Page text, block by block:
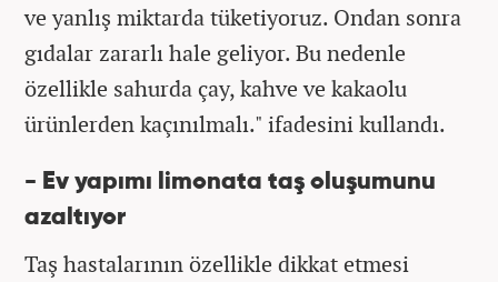
ve yanlış miktarda tüketiyoruz. Ondan sonra
gıdalar zararlı hale geliyor. Bu nedenle
özellikle sahurda çay, kahve ve kakaolu
ürünlerden kaçınılmalı." ifadesini kullandı.
- Ev yapımı limonata taş oluşumunu
azaltıyor
Taş hastalarının özellikle dikkat etmesi